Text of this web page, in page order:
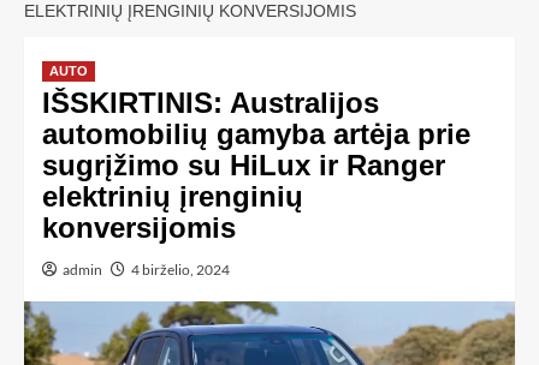
ELEKTRINIŲ ĮRENGINIŲ KONVERSIJOMIS
AUTO
IŠSKIRTINIS: Australijos
automobilių gamyba artėja prie
sugrįžimo su HiLux ir Ranger
elektrinių įrenginių
konversijomis
admin 4 birželio, 2024